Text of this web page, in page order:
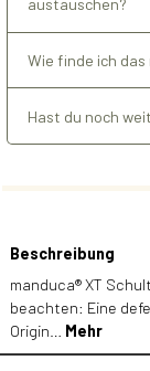
austauschen?
Wie finde ich
Hast du noch
Beschreibung
manduca® XT
beachten: Eine
Origin… Mehr